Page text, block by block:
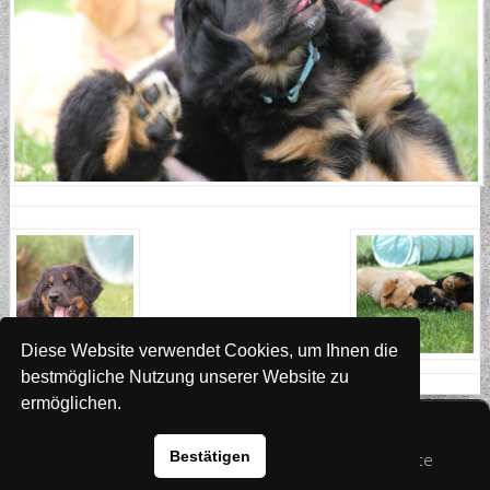
© 2026 Australian Shepherd - Hovawart - Zuchtstätte
Diese Website verwendet Cookies, um Ihnen die
bestmögliche Nutzung unserer Website zu
ermöglichen.
Bestätigen